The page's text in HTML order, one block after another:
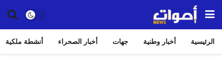
الرئيسية أخبار وطنية جهات أخبار الصحراء أنشطة ملكية